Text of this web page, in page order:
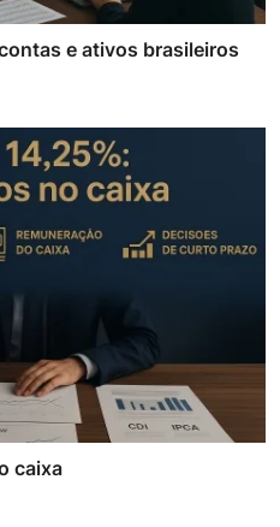
e ativos brasileiros
caixa